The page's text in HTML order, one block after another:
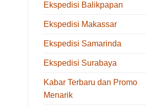
Ekspedisi Balikpapan
Ekspedisi Makassar
Ekspedisi Samarinda
Ekspedisi Surabaya
Kabar Terbaru dan Promo
Menarik